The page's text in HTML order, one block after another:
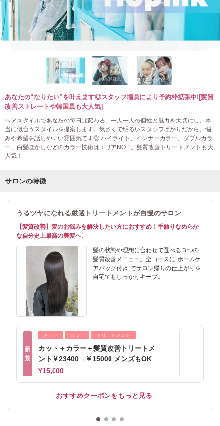
あなたの“なりたい”を叶えます◎スタッフ増員により予約枠拡張中![髪質
改善ストレートや韓国風も大人気]
ヘアスタイルであなたの毎日は変わる。一人一人の個性と魅力を大切にし、本
当に似合うスタイルを提案します。気さくで明るいスタッフばかりだから、悩
みや希望を話しやすい雰囲気です◎ ハイライト、インナーカラー、ダブルカラ
ー、白髪ぼかしなどのカラー技術はエリアNO.1。髪質改善トリートメントも大
人気！
サロンの特徴
うるツヤになれる厳選トリートメントが自慢のサロン
【髪質改善】髪のお悩みを解決したい方におすすめ！手触りなめらか
な自分史上最高の美髪へ。
髪の状態や理想に合わせて選べる３つの
髪質改善メニュー。全コースに”ホームケ
アパック付き”でサロン帰りの仕上がりを
自宅でもしっかりキープ。
新
規
カット カラー トリートメント
カット＋カラー＋髪質改善トリートメ
ント￥23400→￥15000 メンズもOK
¥15,000
おすすめクーポンをもっと見る